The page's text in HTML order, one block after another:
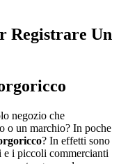
Registrare Un
negozio che
o un marchio? In poche
? In effetti sono
e i piccoli commercianti